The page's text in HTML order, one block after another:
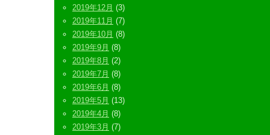
2019年12月 (3)
2019年11月 (7)
2019年10月 (8)
2019年9月 (8)
2019年8月 (2)
2019年7月 (8)
2019年6月 (8)
2019年5月 (13)
2019年4月 (8)
2019年3月 (7)